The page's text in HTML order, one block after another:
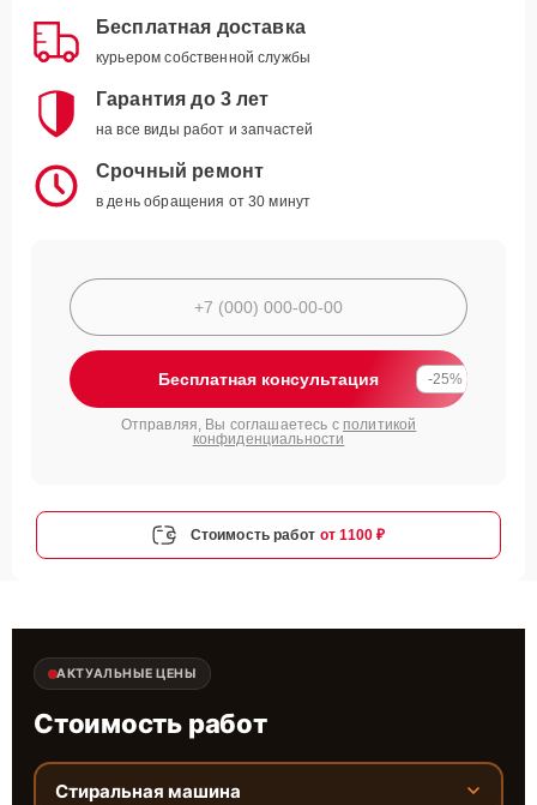
Бесплатная доставка
курьером собственной службы
Гарантия до 3 лет
на все виды работ и запчастей
Срочный ремонт
в день обращения от 30 минут
Бесплатная консультация -25%
Отправляя, Вы соглашаетесь с политикой
конфиденциальности
Стоимость работ от 1100 ₽
АКТУАЛЬНЫЕ ЦЕНЫ
Стоимость работ
Стиральная машина